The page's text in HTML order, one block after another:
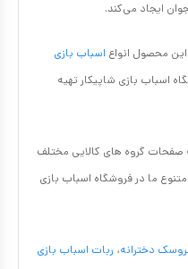
ایجاد می‌کند.
محصول انواع اسباب بازی
اسباب بازی شاپیکار تهیه
صفحات گروه های کالایی مختلف
ما در فروشگاه اسباب بازی
دخترانه، ربات اسباب بازی